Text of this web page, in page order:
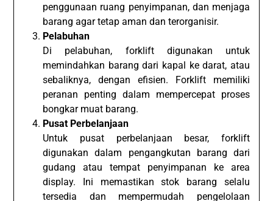
penggunaan ruang penyimpanan, dan menjaga
barang agar tetap aman dan terorganisir.
Pelabuhan
Di pelabuhan, forklift digunakan untuk
memindahkan barang dari kapal ke darat, atau
sebaliknya, dengan efisien. Forklift memiliki
peranan penting dalam mempercepat proses
bongkar muat barang.
Pusat Perbelanjaan
Untuk pusat perbelanjaan besar, forklift
digunakan dalam pengangkutan barang dari
gudang atau tempat penyimpanan ke area
display. Ini memastikan stok barang selalu
tersedia dan mempermudah pengelolaan